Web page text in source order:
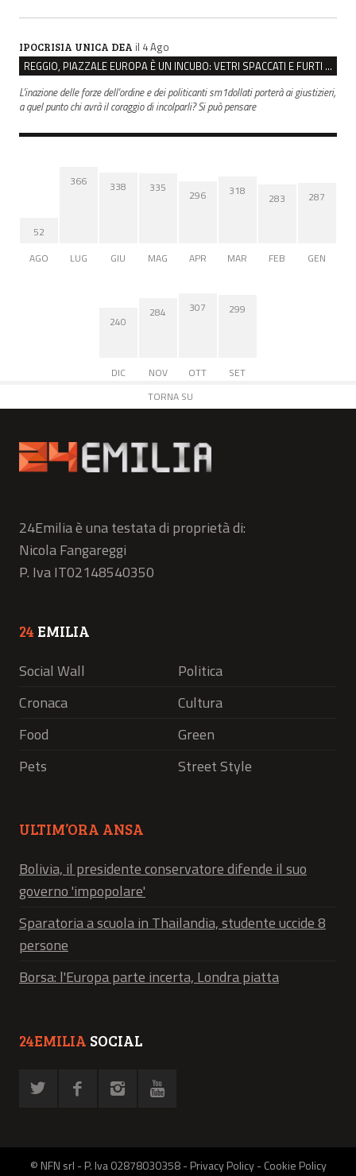
IPOCRISIA UNICA DEA il 4 Ago
REGGIO, PIAZZALE EUROPA È UN INCUBO: VETRI SPACCATI E FURTI SULLE AUTO IN SOSTA
L'inazione delle forze dell'ordine e dei politicanti sm1dollati porterà ai giustizieri,
a quel punto chi avrà il coraggio di incolparli? Si può pensare
52
AGO
366
LUG
338
GIU
335
MAG
296
APR
318
MAR
283
FEB
287
GEN
240
DIC
284
NOV
307
OTT
299
SET
TORNA SU
24Emilia è una testata di proprietà di:
Nicola Fangareggi
P. Iva IT02148540350
24 EMILIA
Social Wall
Politica
Cronaca
Cultura
Food
Green
Pets
Street Style
ULTIM’ORA ANSA
Bolivia, il presidente conservatore difende il suo
governo 'impopolare'
Sparatoria a scuola in Thailandia, studente uccide 8
persone
Borsa: l'Europa parte incerta, Londra piatta
24EMILIA SOCIAL
© NFN srl - P. Iva 02878030358 -Privacy Policy-Cookie Policy